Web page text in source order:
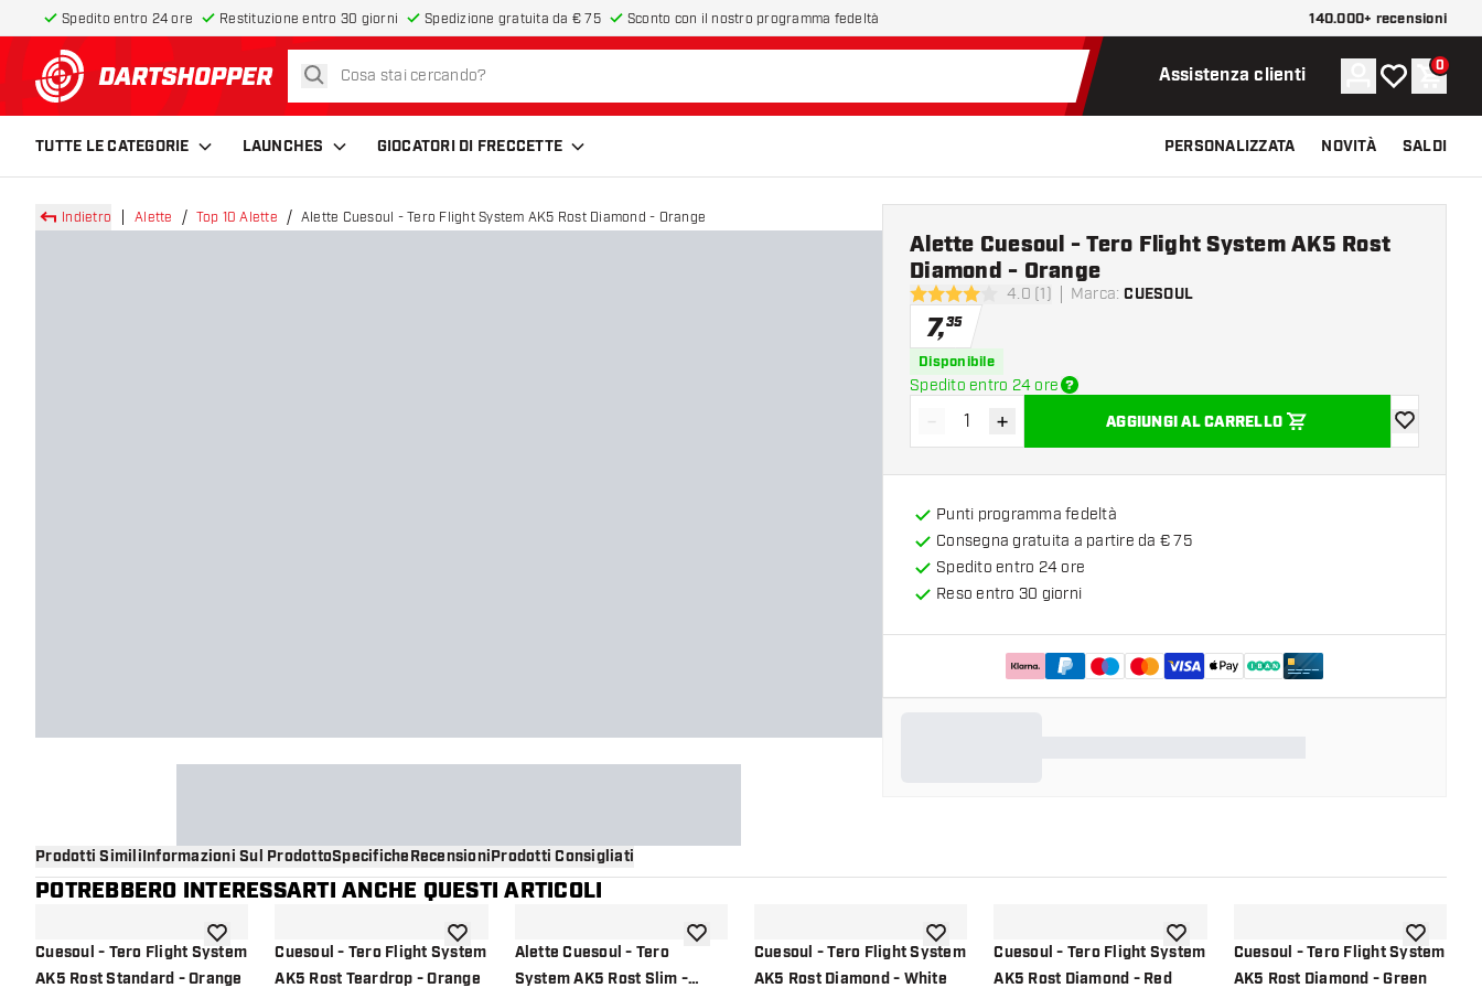
Spedito entro 24 ore Restituzione entro 30 giorni Spedizione gratuita da € 75 Sconto con il nostro programma fedeltà 140.000+ recensioni
torna alla home page
cerca Assistenza clienti Account
La mia lista
0
TUTTE LE CATEGORIE LAUNCHES GIOCATORI DI FRECCETTE PERSONALIZZATA NOVITÀ SALDI
Indietro Alette Top 10 Alette Alette Cuesoul - Tero Flight System AK5 Rost Diamond - Orange
4 stelle di valutazione
4.0 (1) Marca: CUESOUL
Alette Cuesoul - Tero Flight System AK5 Rost
Diamond - Orange
7,35
Disponibile
Spedito entro 24 ore
Diminuisci quantità
- Aumenta quantità
+ AGGIUNGI AL CARRELLO
aggiungi
Punti programma fedeltà
Consegna gratuita a partire da € 75
Spedito entro 24 ore
Reso entro 30 giorni
Prodotti SimiliInformazioni Sul ProdottoSpecificheRecensioniProdotti Consigliati
POTREBBERO INTERESSARTI ANCHE QUESTI ARTICOLI
Cuesoul - Tero Flight System
AK5 Rost Standard - Orange
aggiungi alla lista dei desideri
Cuesoul - Tero Flight System
AK5 Rost Teardrop - Orange
aggiungi alla lista dei desideri
Alette Cuesoul - Tero
System AK5 Rost Slim -
aggiungi alla lista dei desideri
Cuesoul - Tero Flight System
AK5 Rost Diamond - White
aggiungi alla lista dei desideri
Cuesoul - Tero Flight System
AK5 Rost Diamond - Red
aggiungi alla lista dei desideri
Cuesoul - Tero Flight System
AK5 Rost Diamond - Green
aggiungi